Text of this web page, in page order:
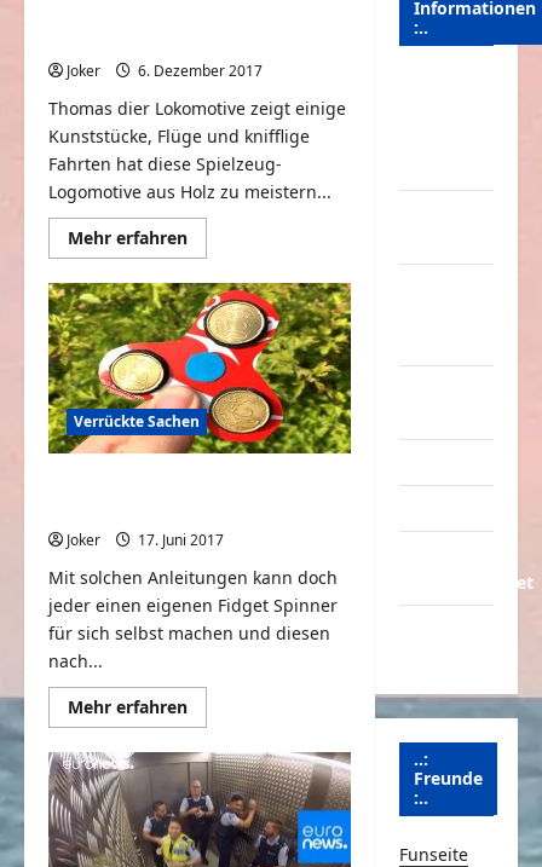
Joker 6. Dezember 2017
Thomas dier Lokomotive zeigt einige
Kunststücke, Flüge und knifflige
Fahrten hat diese Spielzeug-
Logomotive aus Holz zu meistern...
Mehr erfahrenMehr
Informationen
Coole
Stunts
mit
Thomas
der
Lokomotive
Verrückte Sachen
Joker 17. Juni 2017
Mit solchen Anleitungen kann doch
jeder einen eigenen Fidget Spinner
für sich selbst machen und diesen
nach...
Mehr erfahrenMehr
Informationen
3
coole
Fidget
Spinner
zum
Nachbauen
Informationen
:..
Schmunzeln.net
..:
Freunde
:..
Funseite